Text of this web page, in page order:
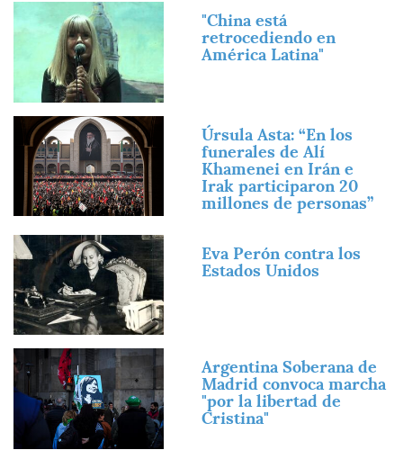
"China está
retrocediendo en
América Latina"
Imagen
Úrsula Asta: “En los
funerales de Alí
Khamenei en Irán e
Irak participaron 20
millones de personas”
Imagen
Eva Perón contra los
Estados Unidos
Imagen
Argentina Soberana de
Madrid convoca marcha
"por la libertad de
Cristina"